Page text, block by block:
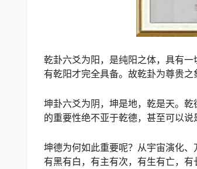
乾卦六爻为阳，是纯阳之体，具有
有乾阳才完全具备。故乾卦为尊贵之
坤卦六爻为阴，坤是地，乾是天。
的重要性绝不亚于乾德，甚至可以说
坤德为何如此重要呢？从宇宙演化
有黑有白，有主有次，有生有亡，